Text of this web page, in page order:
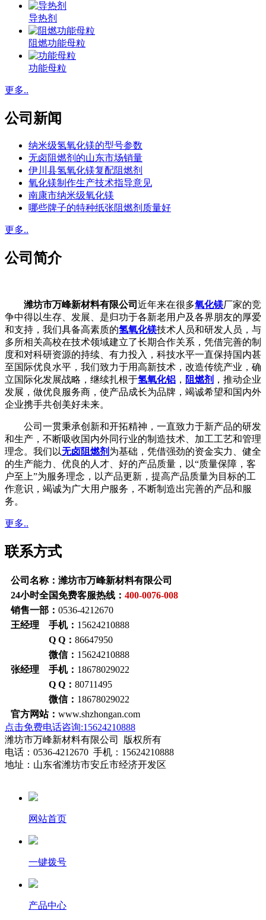
导热剂
阻燃功能母粒
功能母粒
更多..
公司新闻
纳米级氢氧化镁的型号参数
无卤阻燃剂的山东市场销量
伊川县氢氧化镁复配阻燃剂
氧化镁制作生产技术指导意见
南康市纳米级氧化镁
哪些牌子的特种纸张阻燃剂质量好
更多..
公司简介
潍坊市万峰新材料有限公司 近年来在很多氧化镁厂家的竞
争中得以生存、发展、是归功于各新老用户及各界朋友的厚爱
和支持，我们具备高素质的氢氧化镁技术人员和研发人员，与
多所相关高校在技术领域建立了长期合作关系，凭借完善的制
度和对科研资源的持续、有力投入，科技水平一直保持国内甚
至国际优良水平，我们致力于用高新技术，改造传统产业，确
立国际化发展战略，继续扎根于氢氧化铝 ， 阻燃剂 ，推动企业
发展，做优良服务商，使产品成长为品牌，竭诚希望和国内外
企业携手共创美好未来。
公司一贯秉承创新和开拓精神，一直致力于新产品的研发
和生产，不断吸收国内外同行业的制造技术、加工工艺和管理
理念。我们以无卤阻燃剂 为基础，凭借强劲的资金实力、健全
的生产能力、优良的人才、好的产品质量，以“质量保障，客
户至上”为服务理念，以产品更新，提高产品质量为目标的工
作意识，竭诚为广大用户服务，不断制造出完善的产品和服
务。
更多..
联系方式
公司名称：潍坊市万峰新材料有限公司
24小时全国免费客服热线： 400-0076-008
销售一部： 0536-4212670
王经理 手机： 15624210888
Q Q： 86647950
微信： 15624210888
张经理 手机： 18678029022
Q Q： 80711495
微信： 18678029022
官方网站： www.shzhongan.com
点击免费电话咨询:15624210888
潍坊市万峰新材料有限公司 版权所有
电话：0536-4212670 手机：15624210888
地址：山东省潍坊市安丘市经济开发区
网站首页
一键拨号
产品中心